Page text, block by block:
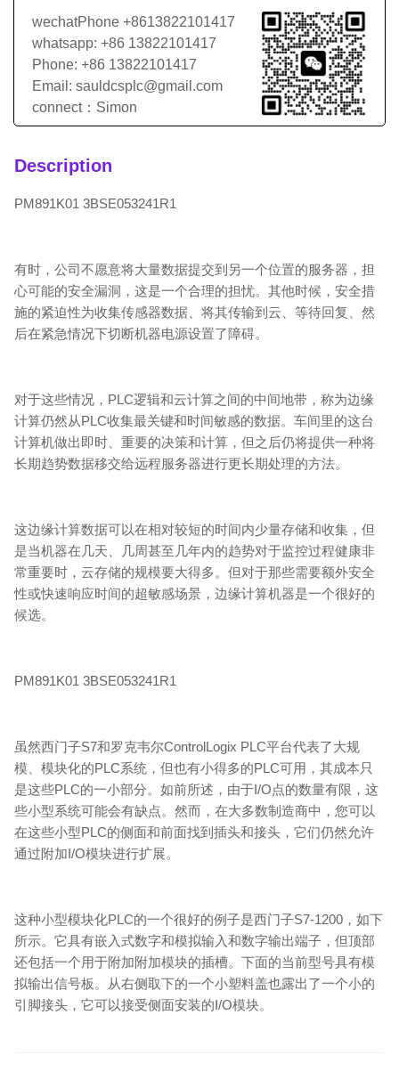
wechatPhone +8613822101417
whatsapp: +86 13822101417
Phone: +86 13822101417
Email: sauldcsplc@gmail.com
connect：Simon
Description
PM891K01 3BSE053241R1
有时，公司不愿意将大量数据提交到另一个位置的服务器，担
心可能的安全漏洞，这是一个合理的担忧。其他时候，安全措
施的紧迫性为收集传感器数据、将其传输到云、等待回复、然
后在紧急情况下切断机器电源设置了障碍。
对于这些情况，PLC逻辑和云计算之间的中间地带，称为边缘
计算仍然从PLC收集最关键和时间敏感的数据。车间里的这台
计算机做出即时、重要的决策和计算，但之后仍将提供一种将
长期趋势数据移交给远程服务器进行更长期处理的方法。
这边缘计算数据可以在相对较短的时间内少量存储和收集，但
是当机器在几天、几周甚至几年内的趋势对于监控过程健康非
常重要时，云存储的规模要大得多。但对于那些需要额外安全
性或快速响应时间的超敏感场景，边缘计算机器是一个很好的
候选。
PM891K01 3BSE053241R1
虽然西门子S7和罗克韦尔ControlLogix PLC平台代表了大规
模、模块化的PLC系统，但也有小得多的PLC可用，其成本只
是这些PLC的一小部分。如前所述，由于I/O点的数量有限，这
些小型系统可能会有缺点。然而，在大多数制造商中，您可以
在这些小型PLC的侧面和前面找到插头和接头，它们仍然允许
通过附加I/O模块进行扩展。
这种小型模块化PLC的一个很好的例子是西门子S7-1200，如下
所示。它具有嵌入式数字和模拟输入和数字输出端子，但顶部
还包括一个用于附加附加模块的插槽。下面的当前型号具有模
拟输出信号板。从右侧取下的一个小塑料盖也露出了一个小的
引脚接头，它可以接受侧面安装的I/O模块。